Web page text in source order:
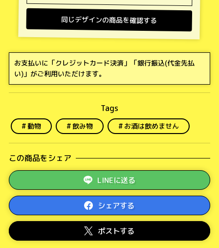
同じデザインの商品を確認する
お支払いに「クレジットカード決済」「銀行振込(代金先払
い)」がご利用いただけます。
動物 飲み物 お酒は飲めません
この商品をシェア
LINEに送る
シェアする
ポストする